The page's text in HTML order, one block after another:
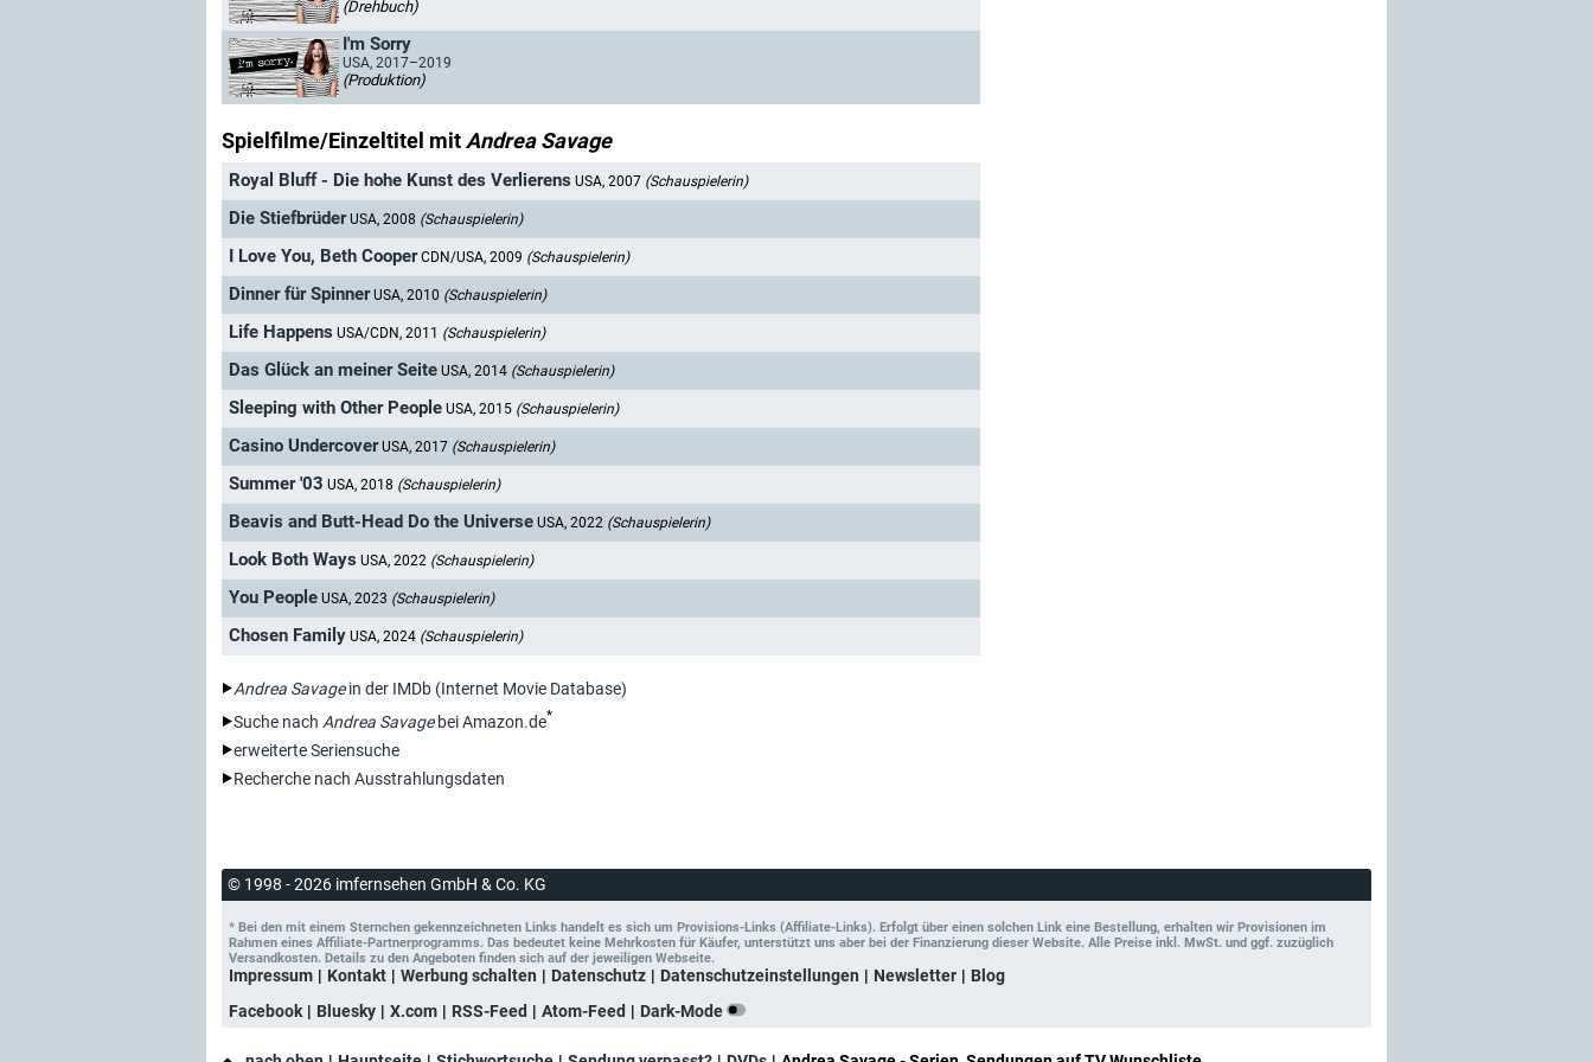
(Drehbuch)
I'm Sorry
USA, 2017–2019
(Produktion)
Spielfilme/Einzeltitel mit Andrea Savage
Royal Bluff - Die hohe Kunst des Verlierens USA, 2007 (Schauspielerin)
Die Stiefbrüder USA, 2008 (Schauspielerin)
I Love You, Beth Cooper CDN/USA, 2009 (Schauspielerin)
Dinner für Spinner USA, 2010 (Schauspielerin)
Life Happens USA/CDN, 2011 (Schauspielerin)
Das Glück an meiner Seite USA, 2014 (Schauspielerin)
Sleeping with Other People USA, 2015 (Schauspielerin)
Casino Undercover USA, 2017 (Schauspielerin)
Summer '03 USA, 2018 (Schauspielerin)
Beavis and Butt-Head Do the Universe USA, 2022 (Schauspielerin)
Look Both Ways USA, 2022 (Schauspielerin)
You People USA, 2023 (Schauspielerin)
Chosen Family USA, 2024 (Schauspielerin)
Andrea Savagein der IMDb (Internet Movie Database)
Suche nach Andrea Savagebei Amazon.de*
erweiterte Seriensuche
Recherche nach Ausstrahlungsdaten
© 1998 - 2026 imfernsehen GmbH & Co. KG
* Bei den mit einem Sternchen gekennzeichneten Links handelt es sich um Provisions-Links (Affiliate-Links). Erfolgt über einen solchen Link eine Bestellung, erhalten wir Provisionen im
Rahmen eines Affiliate-Partnerprogramms. Das bedeutet keine Mehrkosten für Käufer, unterstützt uns aber bei der Finanzierung dieser Website. Alle Preise inkl. MwSt. und ggf. zuzüglich
Versandkosten. Details zu den Angeboten finden sich auf der jeweiligen Webseite.
Impressum Kontakt Werbung schalten Datenschutz Datenschutzeinstellungen Newsletter
Blog
Facebook
Bluesky X.com RSS-Feed Atom-Feed Dark-Mode